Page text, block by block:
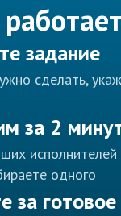
задание
сделать,
за 2
одного
за готовое